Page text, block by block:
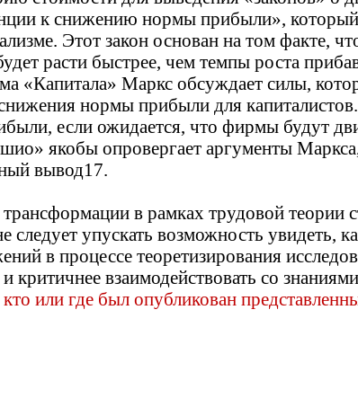
к снижению нормы прибыли»,
Этот закон основан на том факте,
расти быстрее, чем темпы роста
«Капитала» Маркс обсуждает силы,
нормы прибыли для
если ожидается, что фирмы будут
якобы опровергает аргументы
вывод17.
в рамках трудовой теории
следует упускать возможность увидеть,
в процессе теоретизирования
критичнее взаимодействовать со
кто или где был опубликован